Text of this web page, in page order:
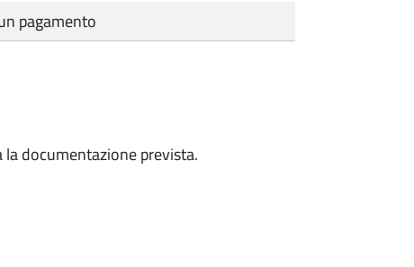
pagamento
documentazione prevista.